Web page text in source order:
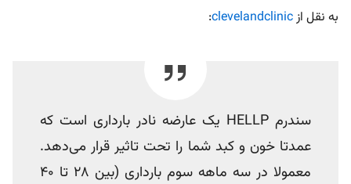
به نقل ازclevelandclinic
:
سندرم HELLP یک عارضه نادر بارداری است که
عمدتا خون و کبد شما را تحت تاثیر قرار می‌دهد.
معمولا در سه ماهه سوم بارداری (بین 28 تا 40